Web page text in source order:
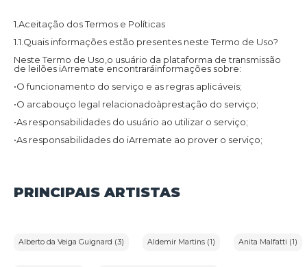
1.Aceitação dos Termos e Políticas
1.1.Quais informações estão presentes neste Termo de Uso?
Neste Termo de Uso,o usuário da plataforma de transmissão
de leilões iArremate encontraráinformações sobre:
•O funcionamento do serviço e as regras aplicáveis;
•O arcabouço legal relacionadoàprestação do serviço;
•As responsabilidades do usuário ao utilizar o serviço;
•As responsabilidades do iArremate ao prover o serviço;
deste Termo de Uso tenham sido violadas.
são coletados,o compartilhamento de dados com terceiros e
as medidas de segurança implementadas para proteger esses
PRINCIPAIS ARTISTAS
Alberto da Veiga Guignard (3) Aldemir Martins (1) Anita Malfatti (1)